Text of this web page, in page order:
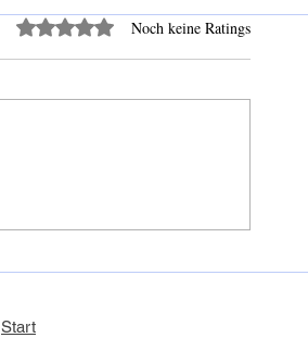
Mit 0 von 5 Sternen bewertet.
Noch keine Ratings
Start